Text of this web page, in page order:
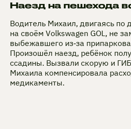
Наезд на пешехода
Водитель Михаил, двигаясь по
на своём Volkswagen GOL, не
выбежавшего из‑за
Произошёл наезд, ребёнок
ссадины. Вызвали скорую и
Михаила компенсировала
медикаменты.